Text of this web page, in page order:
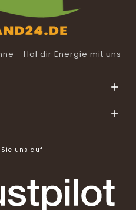
- Hol dir Energie mit uns


Sie uns auf